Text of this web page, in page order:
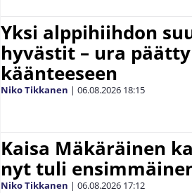
Yksi alppihiihdon
hyvästit – ura
käänteeseen
Niko Tikkanen | 06.08.2026 18:15
Kaisa Mäkäräinen
nyt tuli
Niko Tikkanen | 06.08.2026 17:12